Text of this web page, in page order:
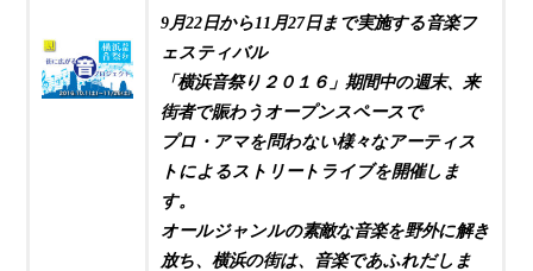
9月22日から11月27日まで実施する音楽フ
ェスティバル
「横浜音祭り２０１６」期間中の週末、来
街者で賑わうオープンスペースで
プロ・アマを問わない様々なアーティス
トによるストリートライブを開催しま
す。
オールジャンルの素敵な音楽を野外に解き
放ち、横浜の街は、音楽であふれだしま